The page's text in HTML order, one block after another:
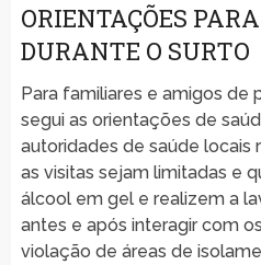
ORIENTAÇÕES
DURANTE O SURTO
Para familiares e amigos de
segui as orientações de
autoridades de saúde
as visitas sejam limitadas e
álcool em gel e realizem a
antes e após interagir com
violação de áreas de